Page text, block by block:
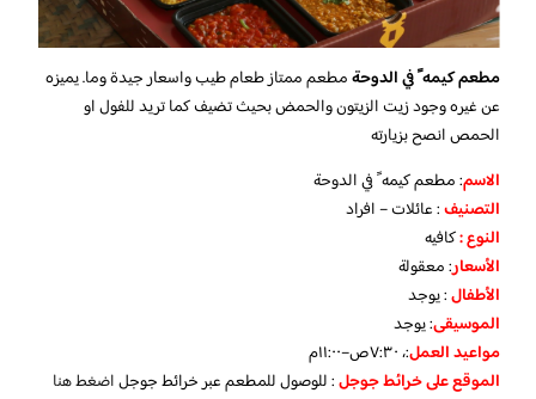
مطعم كيمه ً في الدوحةمطعم ممتاز طعام طيب واسعار جيدة وما. يميزه
عن غيره وجود زيت الزيتون والحمض بحيث تضيف كما تريد للفول او
الحمص انصح بزيارته
الاسم: مطعم كيمه ً في الدوحة
التصنيف: عائلات – افراد
النوع :كافيه
الأسعار:معقولة
الأطفال:يوجد
الموسيقى:يوجد
مواعيد العمل:، ٧:٣٠ص–١١:٠٠م
الموقع على خرائط جوجل: للوصول للمطعم عبر خرائط جوجلاضغط هنا